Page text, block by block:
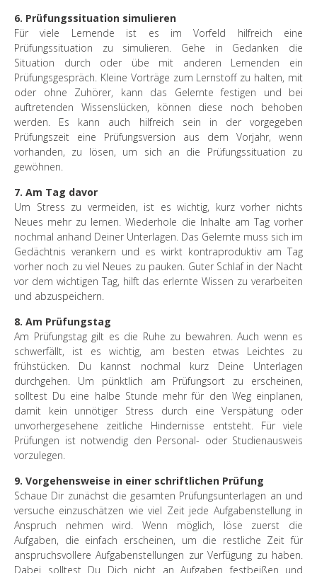
6. Prüfungssituation simulieren
Für viele Lernende ist es im Vorfeld hilfreich eine
Prüfungssituation zu simulieren. Gehe in Gedanken die
Situation durch oder übe mit anderen Lernenden ein
Prüfungsgespräch. Kleine Vorträge zum Lernstoff zu halten, mit
oder ohne Zuhörer, kann das Gelernte festigen und bei
auftretenden Wissenslücken, können diese noch behoben
werden. Es kann auch hilfreich sein in der vorgegeben
Prüfungszeit eine Prüfungsversion aus dem Vorjahr, wenn
vorhanden, zu lösen, um sich an die Prüfungssituation zu
gewöhnen.
7. Am Tag davor
Um Stress zu vermeiden, ist es wichtig, kurz vorher nichts
Neues mehr zu lernen. Wiederhole die Inhalte am Tag vorher
nochmal anhand Deiner Unterlagen. Das Gelernte muss sich im
Gedächtnis verankern und es wirkt kontraproduktiv am Tag
vorher noch zu viel Neues zu pauken. Guter Schlaf in der Nacht
vor dem wichtigen Tag, hilft das erlernte Wissen zu verarbeiten
und abzuspeichern.
8. Am Prüfungstag
Am Prüfungstag gilt es die Ruhe zu bewahren. Auch wenn es
schwerfällt, ist es wichtig, am besten etwas Leichtes zu
frühstücken. Du kannst nochmal kurz Deine Unterlagen
durchgehen. Um pünktlich am Prüfungsort zu erscheinen,
solltest Du eine halbe Stunde mehr für den Weg einplanen,
damit kein unnötiger Stress durch eine Verspätung oder
unvorhergesehene zeitliche Hindernisse entsteht. Für viele
Prüfungen ist notwendig den Personal- oder Studienausweis
vorzulegen.
9. Vorgehensweise in einer schriftlichen Prüfung
Schaue Dir zunächst die gesamten Prüfungsunterlagen an und
versuche einzuschätzen wie viel Zeit jede Aufgabenstellung in
Anspruch nehmen wird. Wenn möglich, löse zuerst die
Aufgaben, die einfach erscheinen, um die restliche Zeit für
anspruchsvollere Aufgabenstellungen zur Verfügung zu haben.
Dabei solltest Du Dich nicht an Aufgaben festbeißen und